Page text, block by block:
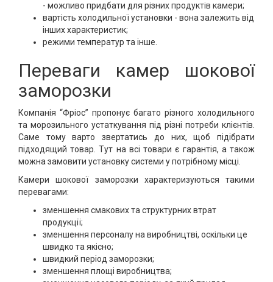
- можливо придбати для різних продуктів камери;
вартість холодильної установки - вона залежить від
інших характеристик;
режими температур та інше.
Переваги камер шокової
заморозки
Компанія “Фріос” пропонує багато різного холодильного
та морозильного устаткування під різні потреби клієнтів.
Саме тому варто звертатись до них, щоб підібрати
підходящий товар. Тут на всі товари є гарантія, а також
можна замовити установку системи у потрібному місці.
Камери шокової заморозки характеризуються такими
перевагами:
зменшення смакових та структурних втрат
продукції;
зменшення персоналу на виробництві, оскільки це
швидко та якісно;
швидкий період заморозки;
зменшення площі виробництва;